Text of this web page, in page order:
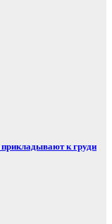
к груди